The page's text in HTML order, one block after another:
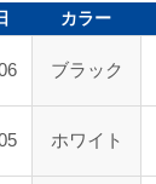
カラー
ブラック
ホワイト